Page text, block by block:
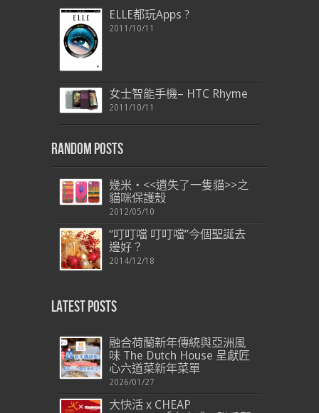
ELLE都玩Apps ?
2011/10/11
女士智能手機– HTC Rhyme
2011/10/11
Random Posts
幾米‧<<遺失了一隻貓>>之
貓咪保護殼
2012/05/10
“叮叮噹 叮叮噹”今個聖誕去
邊好？
2014/12/18
Latest Posts
融合荷蘭新年傳統與亞洲風
味 The Dutch House 呈獻匠
心六道菜新年菜單
2026/01/27
大快活 x CHEAP